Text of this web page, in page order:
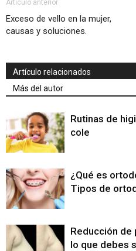
Artículo anterior
Exceso de vello en la mujer,
causas y soluciones.
Artículo relacionados
Más del autor
Rutinas de
cole
¿Qué es
Tipos de
Reducción de
lo que debes